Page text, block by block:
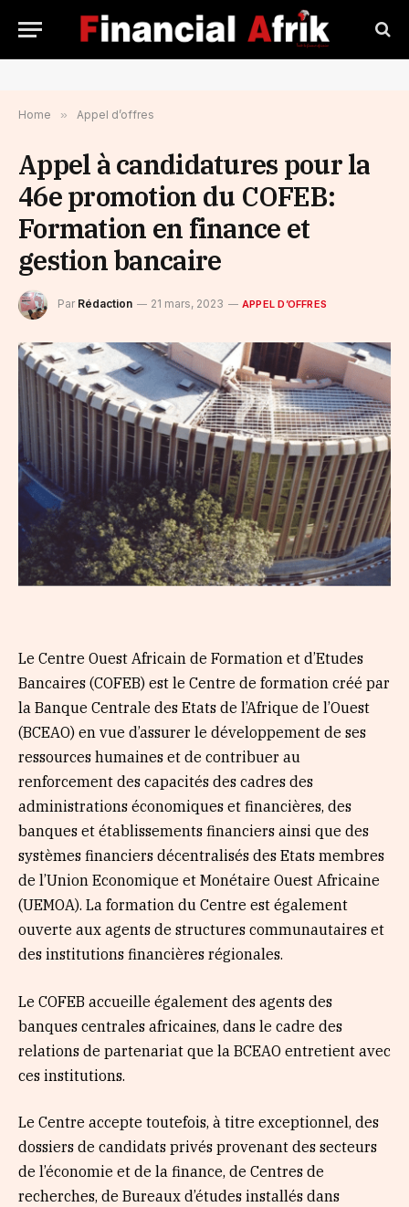
Home » Appel d’offres
Appel à candidatures pour la
46e promotion du COFEB:
Formation en finance et
gestion bancaire
Par Rédaction 21 mars, 2023 APPEL D’OFFRES
Le Centre Ouest Africain de Formation et d’Etudes
Bancaires (COFEB) est le Centre de formation créé par
la Banque Centrale des Etats de l’Afrique de l’Ouest
(BCEAO) en vue d’assurer le développement de ses
ressources humaines et de contribuer au
renforcement des capacités des cadres des
administrations économiques et financières, des
banques et établissements financiers ainsi que des
systèmes financiers décentralisés des Etats membres
de l’Union Economique et Monétaire Ouest Africaine
(UEMOA). La formation du Centre est également
ouverte aux agents de structures communautaires et
des institutions financières régionales.
Le COFEB accueille également des agents des
banques centrales africaines, dans le cadre des
relations de partenariat que la BCEAO entretient avec
ces institutions.
Le Centre accepte toutefois, à titre exceptionnel, des
dossiers de candidats privés provenant des secteurs
de l’économie et de la finance, de Centres de
recherches, de Bureaux d’études installés dans